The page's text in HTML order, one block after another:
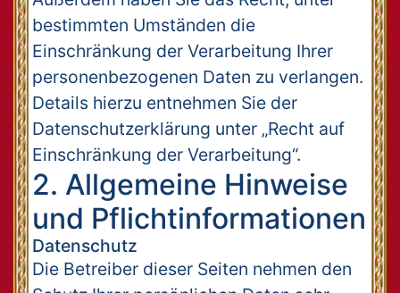
bestimmten Umständen die
Einschränkung der Verarbeitung Ihrer
personenbezogenen Daten zu verlangen.
Details hierzu entnehmen Sie der
Datenschutzerklärung unter „Recht auf
Einschränkung der Verarbeitung“.
2. Allgemeine Hinweise
und Pflichtinformationen
Datenschutz
Die Betreiber dieser Seiten nehmen den